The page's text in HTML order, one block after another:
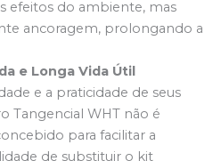
efeitos do ambiente, mas
ancoragem, prolongando a
e Longa Vida Útil
e a praticidade de seus
Tangencial WHT não é
para facilitar a
de substituir o kit